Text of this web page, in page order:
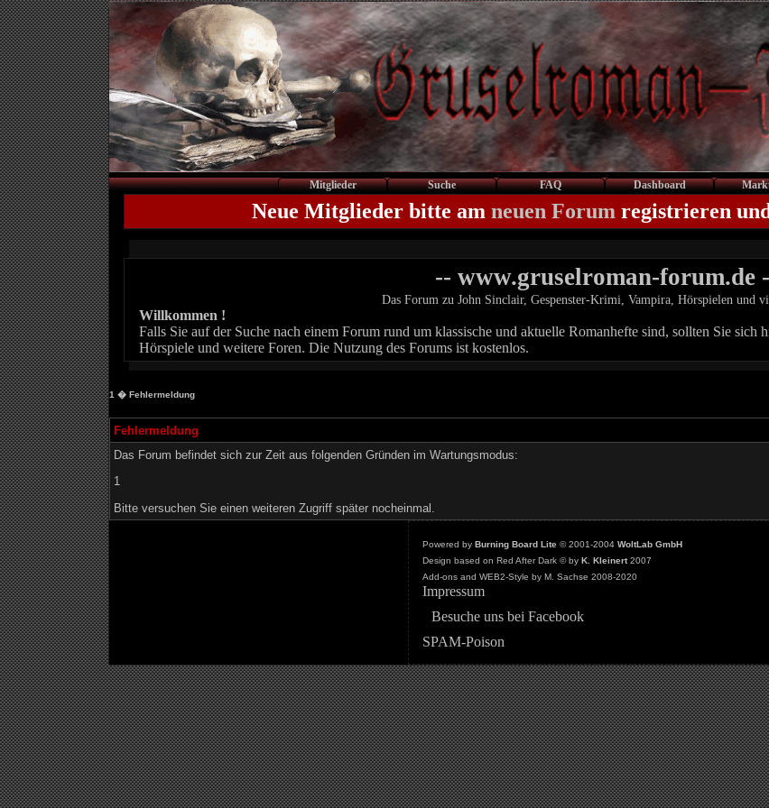
Mitglieder Suche FAQ Dashboard
Neue Mitglieder bitte am neuen Forum registrieren
-- www.gruselroman-forum.de
Das Forum zu John Sinclair, Gespenster-Krimi, Vampira, Hörspielen und
Willkommen !
Falls Sie auf der Suche nach einem Forum rund um klassische und aktuelle Romanhefte sind, sollten Sie
Hörspiele und weitere Foren. Die Nutzung des Forums ist kostenlos.
1 � Fehlermeldung
Fehlermeldung
Das Forum befindet sich zur Zeit aus folgenden Gründen im Wartungsmodus:
1
Bitte versuchen Sie einen weiteren Zugriff später nocheinmal.
Powered by Burning Board Lite© 2001-2004 WoltLab GmbH
Design based on Red After Dark © by K. Kleinert2007
Add-ons and WEB2-Style by M. Sachse 2008-2020
Impressum
Besuche uns bei Facebook
SPAM-Poison